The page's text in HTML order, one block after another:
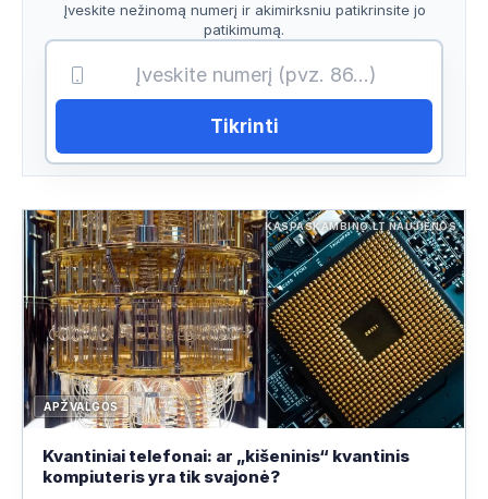
Įveskite nežinomą numerį ir akimirksniu patikrinsite jo
patikimumą.
Tikrinti
KASPASKAMBINO.LT NAUJIENOS
APŽVALGOS
Kvantiniai telefonai: ar „kišeninis“ kvantinis
kompiuteris yra tik svajonė?